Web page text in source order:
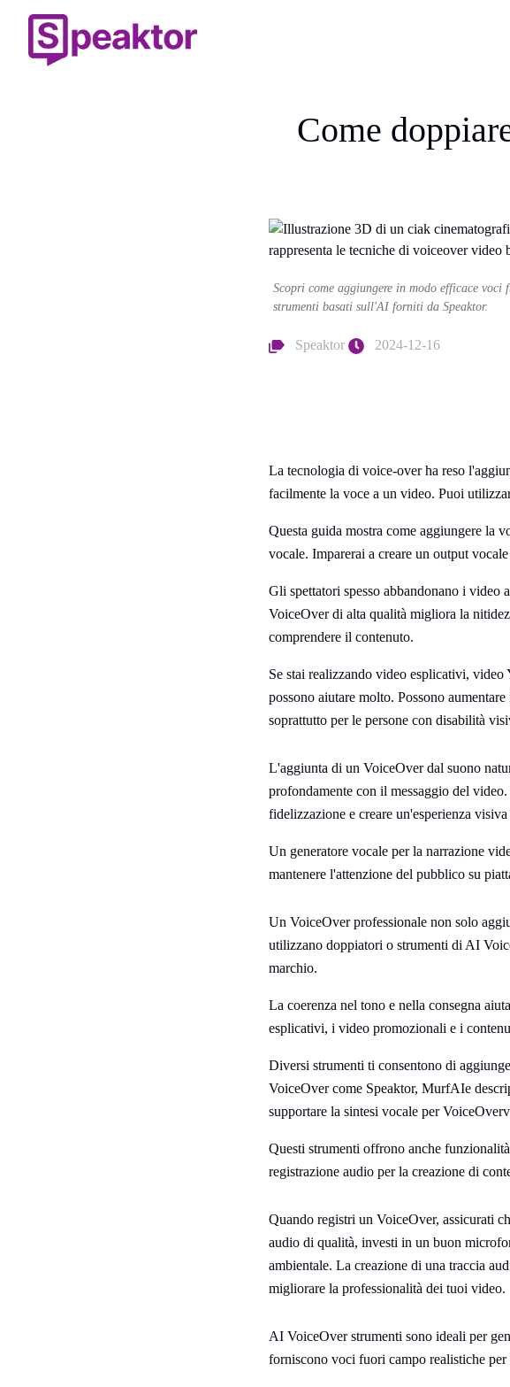
Come
Scopri come aggiungere in modo efficace
strumenti basati sull'AI forniti da Speaktor.
Speaktor 2024-12-16
La tecnologia di voice-over ha reso
facilmente la voce a un video. Puoi
Questa guida mostra come aggiungere la
vocale. Imparerai a creare un output
Gli spettatori spesso abbandonano i video
VoiceOver di alta qualità migliora la
comprendere il contenuto.
Se stai realizzando video esplicativi,
possono aiutare molto. Possono
soprattutto per le persone con disabilità
L'aggiunta di un VoiceOver dal suono
profondamente con il messaggio del
fidelizzazione e creare un'esperienza
Un generatore vocale per la narrazione
mantenere l'attenzione del pubblico su
Un VoiceOver professionale non solo
utilizzano doppiatori o strumenti di AI
marchio.
La coerenza nel tono e nella consegna
esplicativi, i video promozionali e i
Diversi strumenti ti consentono di
VoiceOver come Speaktor, MurfAIe
supportare la sintesi vocale per
Questi strumenti offrono anche
registrazione audio per la creazione di
Quando registri un VoiceOver, assicurati
audio di qualità, investi in un buon
ambientale. La creazione di una traccia
migliorare la professionalità dei tuoi video.
AI VoiceOver strumenti sono ideali per
forniscono voci fuori campo realistiche